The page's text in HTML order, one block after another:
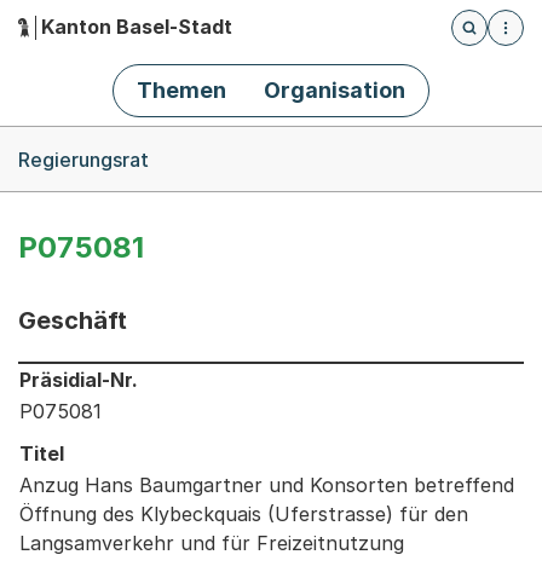
Hauptnavigation
Kanton Basel-Stadt
Öffnet
Themen Organisation
Regierungsrat
P075081
Geschäft
Informationen zum Ausgewählten Geschäft
Präsidial-Nr.
P075081
Titel
Anzug Hans Baumgartner und Konsorten betreffend
Öffnung des Klybeckquais (Uferstrasse) für den
Langsamverkehr und für Freizeitnutzung